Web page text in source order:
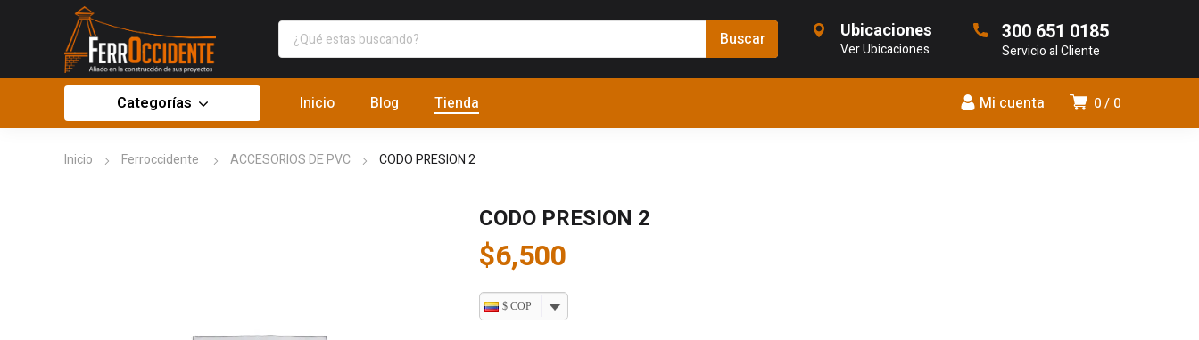
Ubicaciones
Ver Ubicaciones
300 651 0185
Servicio al Cliente
0 0
Mi cuenta
Categorías Inicio Blog Tienda
Inicio Ferroccidente ACCESORIOS DE PVC CODO PRESION 2
CODO PRESION 2
$6,500
$ COP